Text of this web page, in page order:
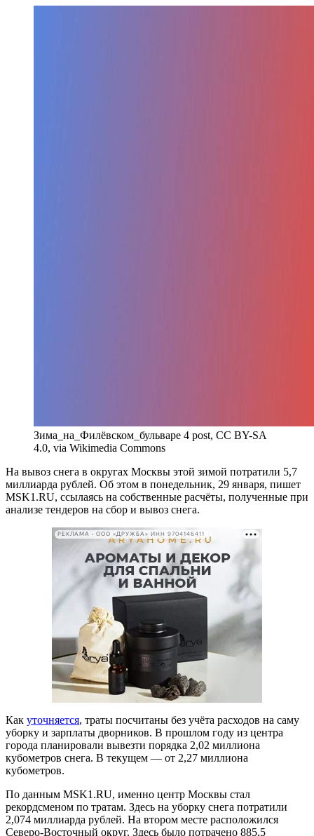
Зима_на_Филёвском_бульваре 4 post, CC BY-SA
4.0, via Wikimedia Commons
На вывоз снега в округах Москвы этой зимой потратили 5,7
миллиарда рублей. Об этом в понедельник, 29 января, пишет
MSK1.RU, ссылаясь на собственные расчёты, полученные при
анализе тендеров на сбор и вывоз снега.
РЕКЛАМА • ООО «ДРУЖБА» ИНН 9704146411
Как уточняется, траты посчитаны без учёта расходов на саму
уборку и зарплаты дворников. В прошлом году из центра
города планировали вывезти порядка 2,02 миллиона
кубометров снега. В текущем — от 2,27 миллиона
кубометров.
По данным MSK1.RU, именно центр Москвы стал
рекордсменом по тратам. Здесь на уборку снега потратили
2,074 миллиарда рублей. На втором месте расположился
Северо-Восточный округ. Здесь было потрачено 885,5